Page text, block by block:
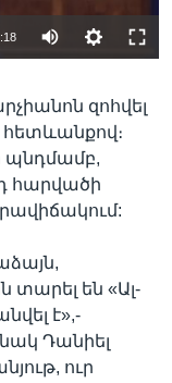
զոհվել
հետևանքով։
պնդմամբ,
հարվածի
տարել են «Ալ-
է»,-
Դանիել
ուր